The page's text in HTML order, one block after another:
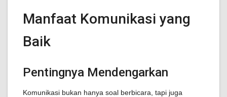
Manfaat Komunikasi yang
Baik
Pentingnya Mendengarkan
Komunikasi bukan hanya soal berbicara, tapi juga